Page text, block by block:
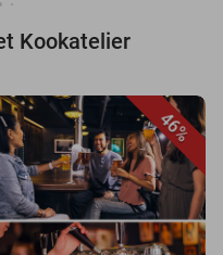
Kookatelier
46%